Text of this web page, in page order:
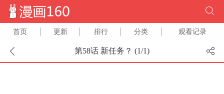
首页 更新 排行 分类 观看记录
第58话 新任务？ (1/1)